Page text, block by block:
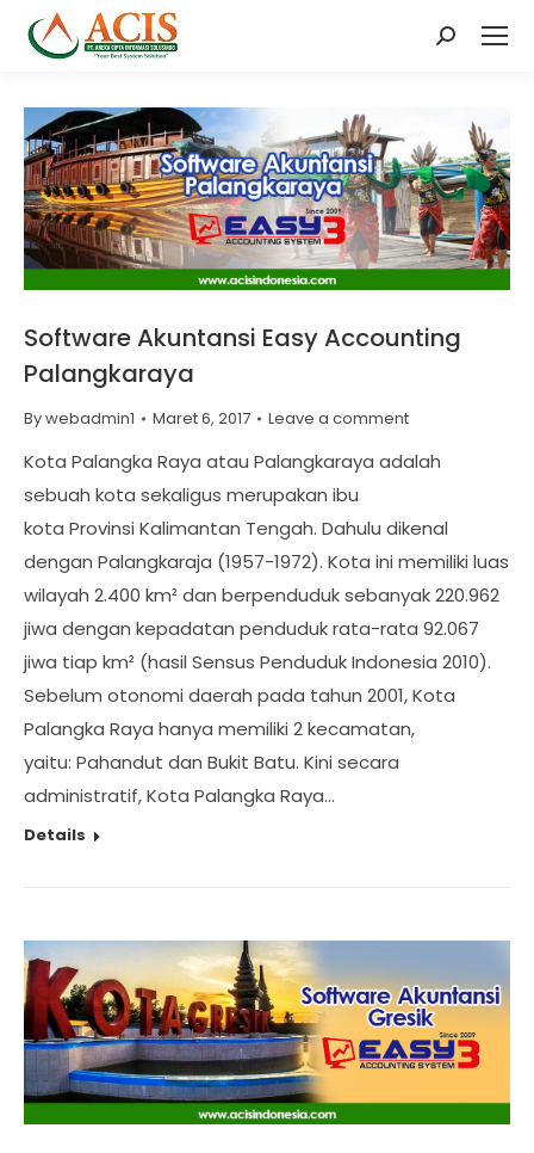
Search:
Software Akuntansi Easy Accounting
Palangkaraya
Bywebadmin1 Maret 6, 2017 Leave a comment
Kota Palangka Raya atau Palangkaraya adalah
sebuah kota sekaligus merupakan ibu
kota Provinsi Kalimantan Tengah. Dahulu dikenal
dengan Palangkaraja (1957-1972). Kota ini memiliki luas
wilayah 2.400 km² dan berpenduduk sebanyak 220.962
jiwa dengan kepadatan penduduk rata-rata 92.067
jiwa tiap km² (hasil Sensus Penduduk Indonesia 2010).
Sebelum otonomi daerah pada tahun 2001, Kota
Palangka Raya hanya memiliki 2 kecamatan,
yaitu: Pahandut dan Bukit Batu. Kini secara
administratif, Kota Palangka Raya…
Details